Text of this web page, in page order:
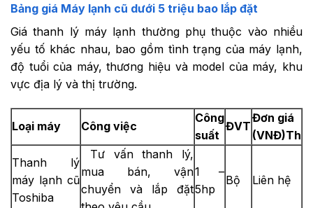
Bảng giá Máy lạnh cũ dưới 5 triệu bao lắp đặt
Giá thanh lý máy lạnh thường phụ thuộc vào nhiều
yếu tố khác nhau, bao gồm tình trạng của máy lạnh,
độ tuổi của máy, thương hiệu và model của máy, khu
vực địa lý và thị trường.
Loại máy Công việc
Công
suất
ĐVT
Đơn giá
(VNĐ)Th
Thanh lý
máy lạnh cũ
Toshiba
Tư vấn thanh lý,
mua bán, vận
chuyển và lắp đặt
1 –
5hp
Bộ Liên hệ